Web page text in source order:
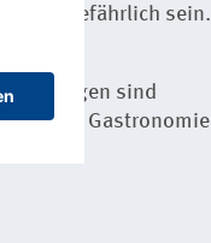
lebensgefährlich sein.
sind
in der Gastronomie